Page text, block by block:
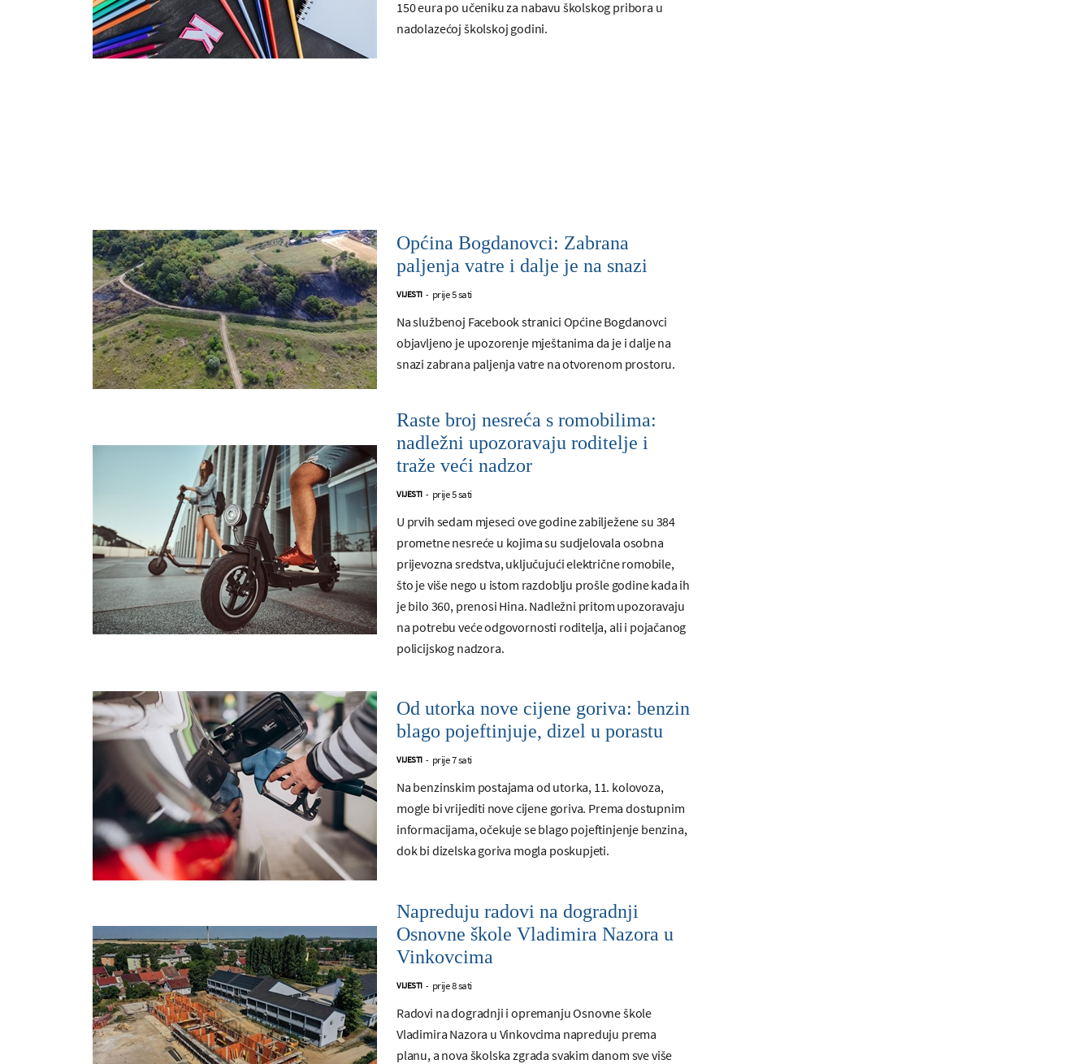
150 eura po učeniku za nabavu školskog pribora u
nadolazećoj školskoj godini.
Općina Bogdanovci: Zabrana
paljenja vatre i dalje je na snazi
VIJESTI - prije 5 sati
Na službenoj Facebook stranici Općine Bogdanovci
objavljeno je upozorenje mještanima da je i dalje na
snazi zabrana paljenja vatre na otvorenom prostoru.
Raste broj nesreća s romobilima:
nadležni upozoravaju roditelje i
traže veći nadzor
VIJESTI - prije 5 sati
U prvih sedam mjeseci ove godine zabilježene su 384
prometne nesreće u kojima su sudjelovala osobna
prijevozna sredstva, uključujući električne romobile,
što je više nego u istom razdoblju prošle godine kada ih
je bilo 360, prenosi Hina. Nadležni pritom upozoravaju
na potrebu veće odgovornosti roditelja, ali i pojačanog
policijskog nadzora.
Od utorka nove cijene goriva: benzin
blago pojeftinjuje, dizel u porastu
VIJESTI - prije 7 sati
Na benzinskim postajama od utorka, 11. kolovoza,
mogle bi vrijediti nove cijene goriva. Prema dostupnim
informacijama, očekuje se blago pojeftinjenje benzina,
dok bi dizelska goriva mogla poskupjeti.
Napreduju radovi na dogradnji
Osnovne škole Vladimira Nazora u
Vinkovcima
VIJESTI - prije 8 sati
Radovi na dogradnji i opremanju Osnovne škole
Vladimira Nazora u Vinkovcima napreduju prema
planu, a nova školska zgrada svakim danom sve više